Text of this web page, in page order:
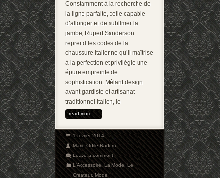
Constamment à la recherche de
la ligne parfaite, celle capable
d’allonger et de sublimer la
jambe, Rupert Sanderson
reprend les codes de la
chaussure italienne qu’il maîtrise
à la perfection et privilégie une
épure empreinte de
sophistication. Mêlant design
avant-gardiste et artisanat
traditionnel italien, le
read more
1 février 2014
Marie-Odile Radom
Leave a comment
L'Accessoire,La Mode,Le
Créateur,Mode